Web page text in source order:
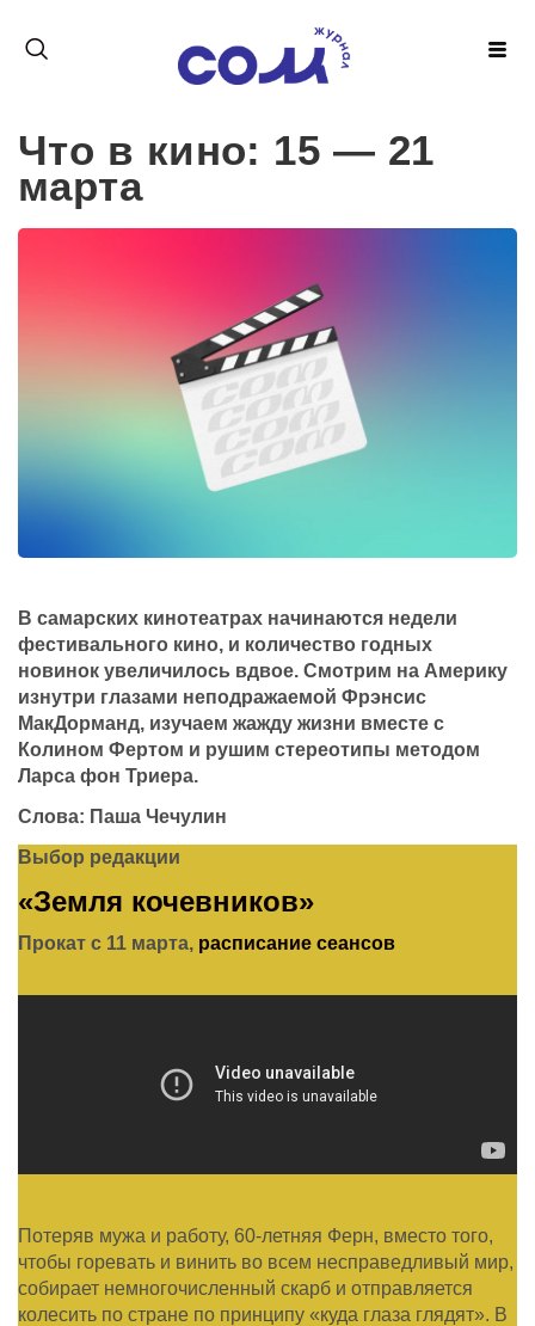
Что в кино: 15 — 21
марта
В самарских кинотеатрах начинаются недели
фестивального кино, и количество годных
новинок увеличилось вдвое. Смотрим на Америку
изнутри глазами неподражаемой Фрэнсис
МакДорманд, изучаем жажду жизни вместе с
Колином Фертом и рушим стереотипы методом
Ларса фон Триера.
Слова: Паша Чечулин
Выбор редакции
«Земля кочевников»
Прокат с 11 марта, расписание сеансов
Потеряв мужа и работу, 60-летняя Ферн, вместо того,
чтобы горевать и винить во всем несправедливый мир,
собирает немногочисленный скарб и отправляется
колесить по стране по принципу «куда глаза глядят». В